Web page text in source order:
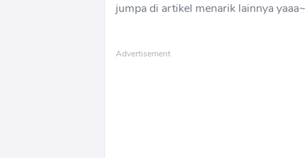
jumpa di artikel menarik lainnya yaaa~
Advertisement